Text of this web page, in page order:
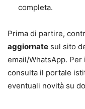
completa.
Prima di partire,
aggiornate sul sito
email/WhatsApp.
consulta il portale
eventuali novità su